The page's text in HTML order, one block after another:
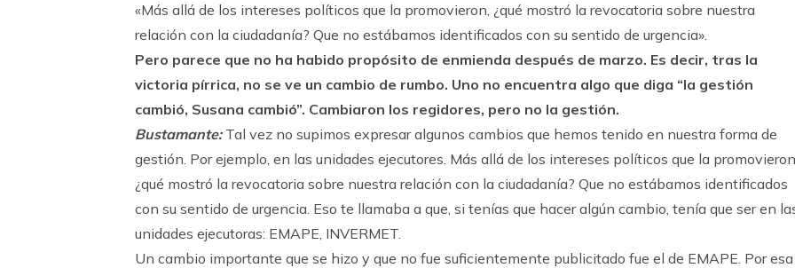
«Más allá de los intereses políticos que la promovieron, ¿qué mostró la revocatoria sobre nuestra
relación con la ciudadanía? Que no estábamos identificados con su sentido de urgencia».
Pero parece que no ha habido propósito de enmienda después de marzo. Es decir, tras la
victoria pírrica, no se ve un cambio de rumbo. Uno no encuentra algo que diga “la gestión
cambió, Susana cambió”. Cambiaron los regidores, pero no la gestión.
Bustamante: Tal vez no supimos expresar algunos cambios que hemos tenido en nuestra forma de
gestión. Por ejemplo, en las unidades ejecutores. Más allá de los intereses políticos que la
¿qué mostró la revocatoria sobre nuestra relación con la ciudadanía? Que no estábamos identificados
con su sentido de urgencia. Eso te llamaba a que, si tenías que hacer algún cambio, tenía que ser en
unidades ejecutoras: EMAPE, INVERMET.
Un cambio importante que se hizo y que no fue suficientemente publicitado fue el de EMAPE. Por esa